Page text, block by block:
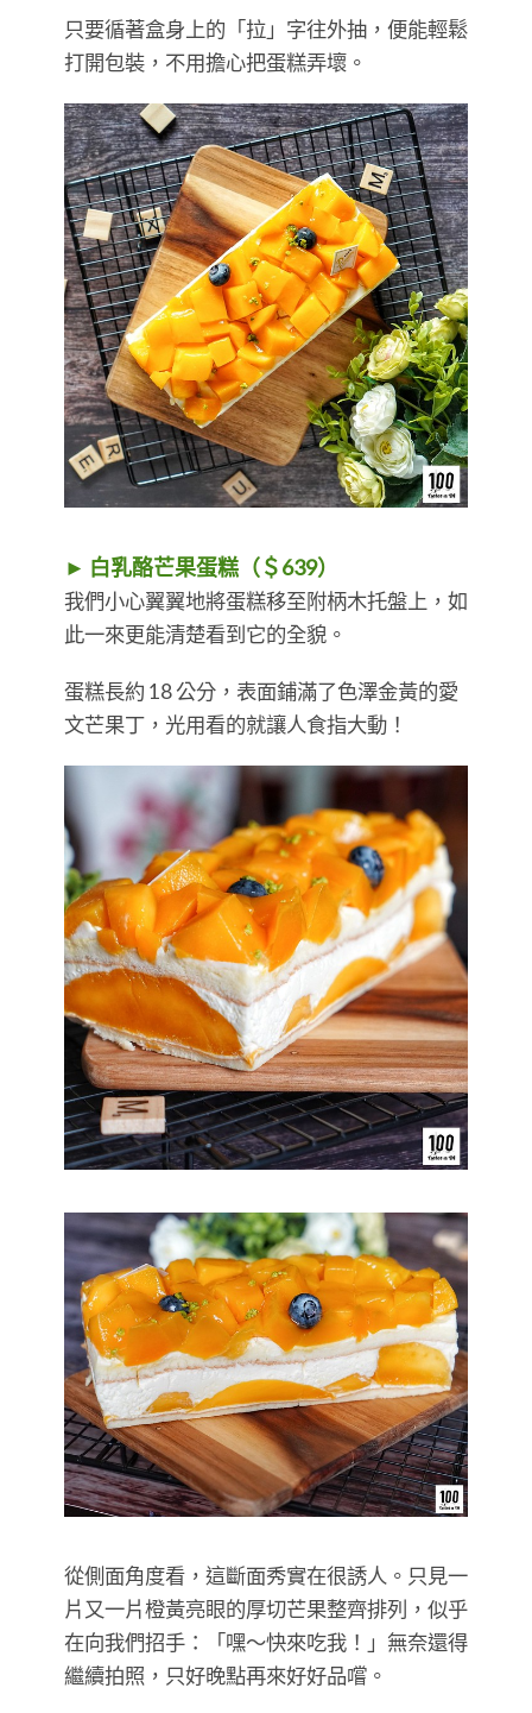
只要循著盒身上的「拉」字往外抽，便能輕鬆
打開包裝，不用擔心把蛋糕弄壞。
► 白乳酪芒果蛋糕（＄639）
我們小心翼翼地將蛋糕移至附柄木托盤上，如
此一來更能清楚看到它的全貌。
蛋糕長約 18 公分，表面鋪滿了色澤金黃的愛
文芒果丁，光用看的就讓人食指大動！
從側面角度看，這斷面秀實在很誘人。只見一
片又一片橙黃亮眼的厚切芒果整齊排列，似乎
在向我們招手：「嘿～快來吃我！」無奈還得
繼續拍照，只好晚點再來好好品嚐。